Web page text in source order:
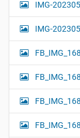
IMG-
IMG-